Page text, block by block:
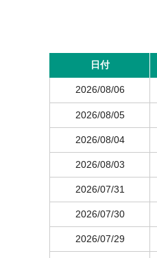
日付
2026/08/06
2026/08/05
2026/08/04
2026/08/03
2026/07/31
2026/07/30
2026/07/29